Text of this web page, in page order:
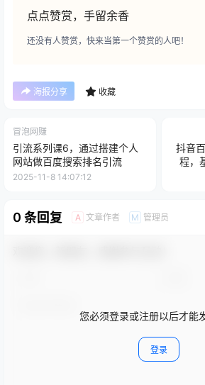
点点赞赏，手留余香
还没有人赞赏，快来当第一个赞赏的人吧！
海报分享 收藏
冒泡网赚
引流系列课6，通过搭建个人
网站做百度搜索排名引流
2025-11-8 14:07:12
抖音
程，
0 条回复 A 文章作者 M 管理员
您必须登录或注册以后才能
登录